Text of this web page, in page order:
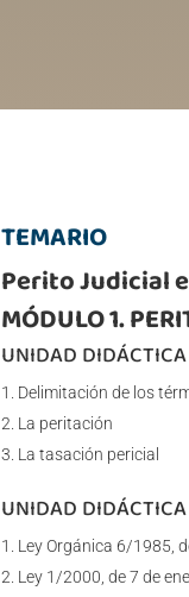
TEMARIO
Perito Judicial
MÓDULO 1.
UNIDAD
Delimitación de los
La peritación
La tasación pericial
UNIDAD
Ley Orgánica 6/1985,
Ley 1/2000, de 7 de